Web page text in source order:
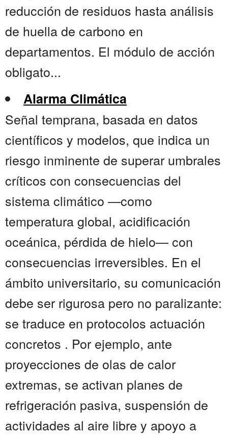
reducción de residuos hasta análisis
de huella de carbono en
departamentos. El módulo de acción
obligato...
Alarma Climática
Señal temprana, basada en datos
científicos y modelos, que indica un
riesgo inminente de superar umbrales
críticos con consecuencias del
sistema climático —como
temperatura global, acidificación
oceánica, pérdida de hielo— con
consecuencias irreversibles. En el
ámbito universitario, su comunicación
debe ser rigurosa pero no paralizante:
se traduce en protocolos actuación
concretos . Por ejemplo, ante
proyecciones de olas de calor
extremas, se activan planes de
refrigeración pasiva, suspensión de
actividades al aire libre y apoyo a